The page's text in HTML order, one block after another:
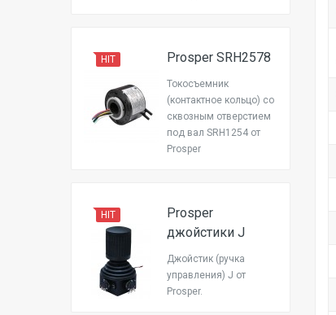
Prosper SRH2578
Токосъемник
(контактное кольцо) со
сквозным отверстием
под вал SRH1254 от
Prosper
HIT
Prosper
джойстики J
Джойстик (ручка
управления) J от
Prosper.
HIT